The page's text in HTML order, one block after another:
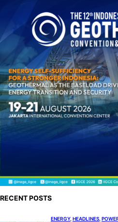
RECENT POSTS
ENERGY, HEADLINES